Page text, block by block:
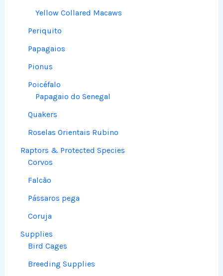
Yellow Collared Macaws
Periquito
Papagaios
Pionus
Poicéfalo
Papagaio do Senegal
Quakers
Roselas Orientais Rubino
Raptors & Protected Species
Corvos
Falcão
Pássaros pega
Coruja
Supplies
Bird Cages
Breeding Supplies